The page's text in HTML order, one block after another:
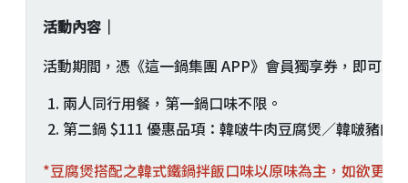
活動內容｜
活動期間，憑《這一鍋集團 APP》會員獨享券，即可享
兩人同行用餐，第一鍋口味不限。
第二鍋 $111 優惠品項：韓啵牛肉豆腐煲／韓啵豬肉
*豆腐煲搭配之韓式鐵鍋拌飯口味以原味為主，如欲更換